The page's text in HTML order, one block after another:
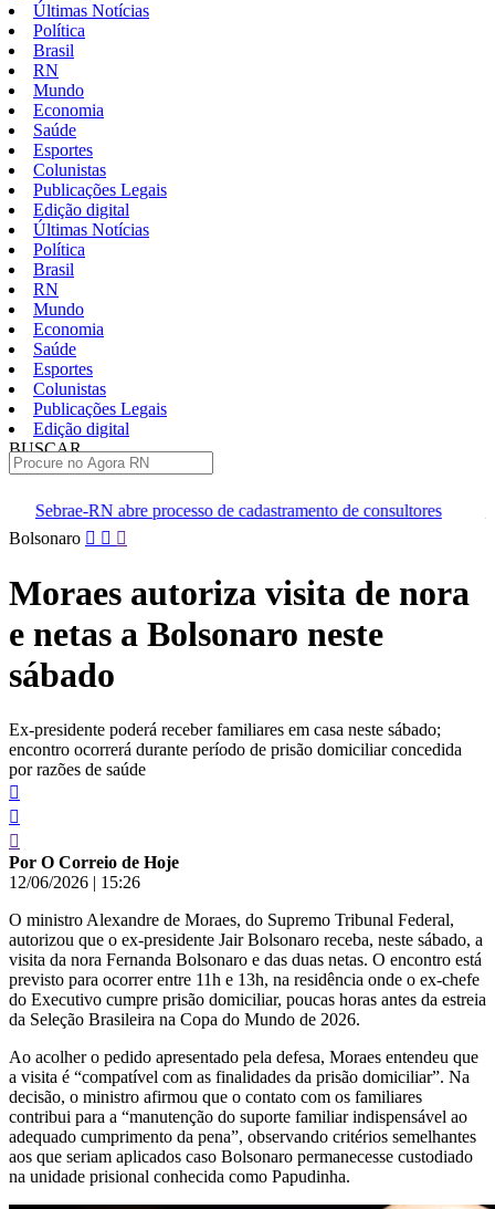
Últimas Notícias
Política
Brasil
RN
Mundo
Economia
Saúde
Esportes
Colunistas
Publicações Legais
Edição digital
Últimas Notícias
Política
Brasil
RN
Mundo
Economia
Saúde
Esportes
Colunistas
Publicações Legais
Edição digital
BUSCAR
de cadastramento de consultores
RN mantém força na
Pular
conteúdo
Bolsonaro
Moraes autoriza visita de nora
e netas a Bolsonaro neste
sábado
Ex-presidente poderá receber familiares em casa neste sábado;
encontro ocorrerá durante período de prisão domiciliar concedida
por razões de saúde
Por O Correio de Hoje
12/06/2026 | 15:26
O ministro Alexandre de Moraes, do Supremo Tribunal Federal,
autorizou que o ex-presidente Jair Bolsonaro receba, neste sábado, a
visita da nora Fernanda Bolsonaro e das duas netas. O encontro está
previsto para ocorrer entre 11h e 13h, na residência onde o ex-chefe
do Executivo cumpre prisão domiciliar, poucas horas antes da estreia
da Seleção Brasileira na Copa do Mundo de 2026.
Ao acolher o pedido apresentado pela defesa, Moraes entendeu que
a visita é “compatível com as finalidades da prisão domiciliar”. Na
decisão, o ministro afirmou que o contato com os familiares
contribui para a “manutenção do suporte familiar indispensável ao
adequado cumprimento da pena”, observando critérios semelhantes
aos que seriam aplicados caso Bolsonaro permanecesse custodiado
na unidade prisional conhecida como Papudinha.